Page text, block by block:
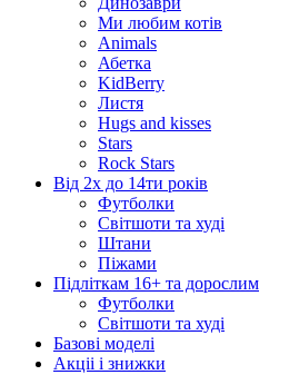
Ми любим котів
Animals
Абетка
KidBerry
Листя
Hugs and kisses
Stars
Rock Stars
Від 2х до 14ти років
Футболки
Світшоти та худі
Штани
Піжами
Підліткам 16+ та дорослим
Футболки
Світшоти та худі
Базові моделі
Акціі і знижки